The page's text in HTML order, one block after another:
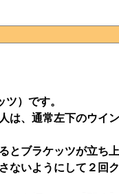
）です。
は、通常左下のウイ
ブラケッツが立ち上
いようにして２回